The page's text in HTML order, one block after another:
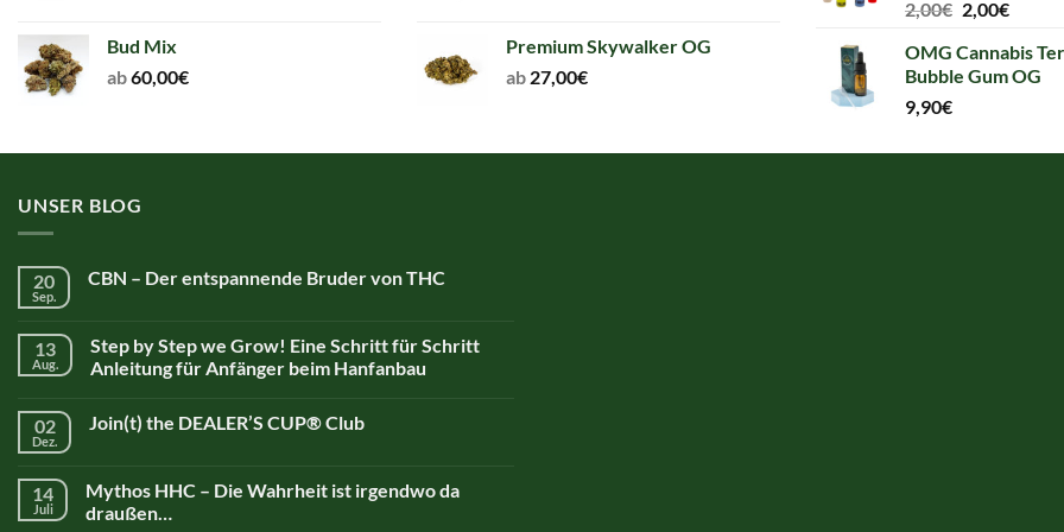
Bud Mix
ab60,00€
Premium Skywalker OG
ab 27,00€
2,00€ Original
was:
2,00€.
2,00€
is:
2,00€.
OMG Cannabis
Bubble Gum OG
9,90€
UNSER BLOG
20
Sep.
CBN – Der entspannende Bruder von THC
13
Aug.
Step by Step we Grow! Eine Schritt für Schritt
Anleitung für Anfänger beim Hanfanbau
02
Dez.
Join(t) the DEALER’S CUP® Club
14
Juli
Mythos HHC – Die Wahrheit ist irgendwo da
draußen…